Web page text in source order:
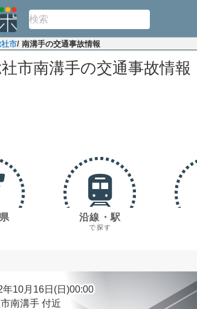
市/ 南溝手の交通事故情報
市南溝手の交通事故情報
沿線・駅
で探す
年10月16日(日)00:00
南溝手 付近